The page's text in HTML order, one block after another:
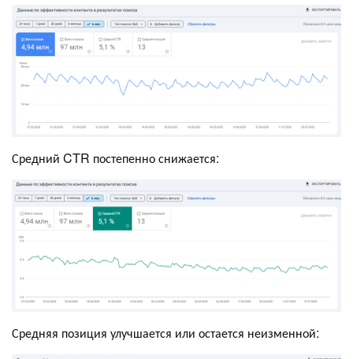
Средний CTR постепенно снижается:
Средняя позиция улучшается или остается неизменной: